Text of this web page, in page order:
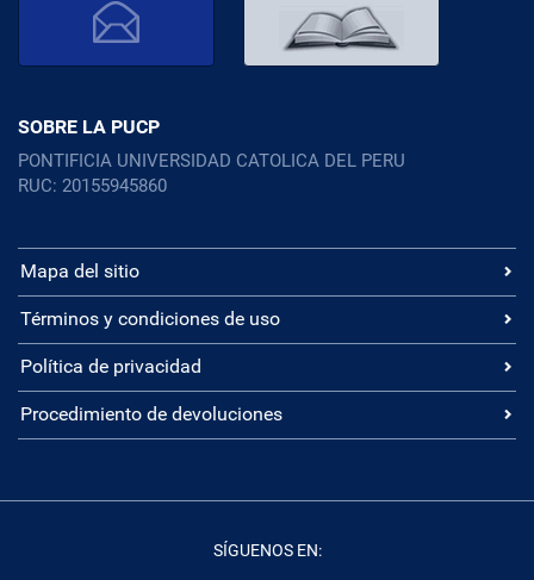
SOBRE LA PUCP
PONTIFICIA UNIVERSIDAD CATOLICA DEL PERU
RUC: 20155945860
Mapa del sitio
Términos y condiciones de uso
Política de privacidad
Procedimiento de devoluciones
SÍGUENOS EN: